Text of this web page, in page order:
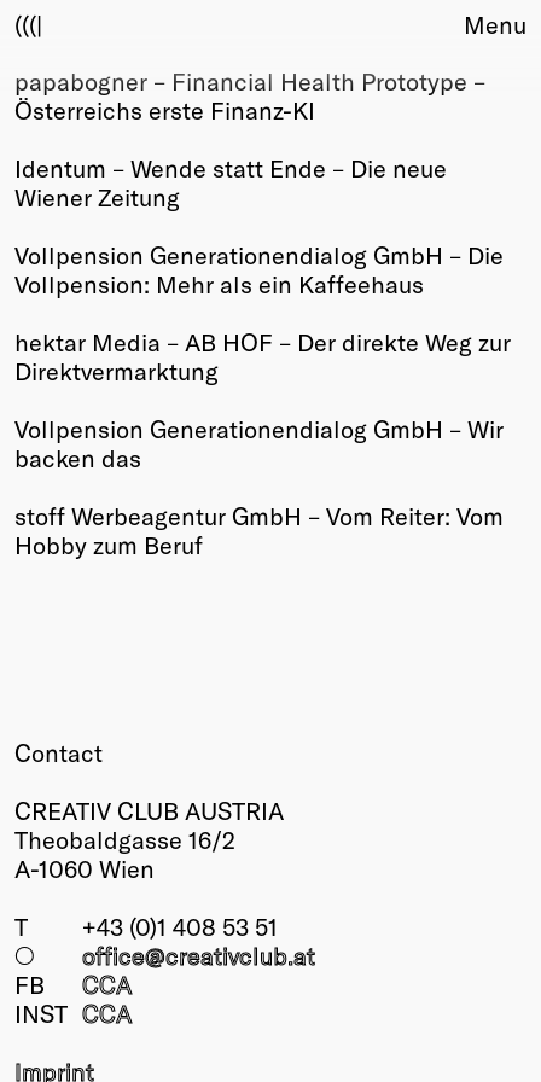
(((|
About
Club
Sponsors
Fair Work
Events
Past
Info
Members
Friends of Creativity
Menu
papabogner – Financial Health Prototype –
Österreichs erste Finanz-KI
Identum – Wende statt Ende – Die neue
Wiener Zeitung
Vollpension Generationendialog GmbH – Die
Vollpension: Mehr als ein Kaffeehaus
hektar Media – AB HOF – Der direkte Weg zur
Direktvermarktung
Vollpension Generationendialog GmbH – Wir
backen das
stoff Werbeagentur GmbH – Vom Reiter: Vom
Hobby zum Beruf
Contact
CREATIV CLUB AUSTRIA
Theobaldgasse 16/2
A-1060 Wien
T
+43 (0)1 408 53 51
○
office@creativclub.at
FB
CCA
INST CCA
Imprint